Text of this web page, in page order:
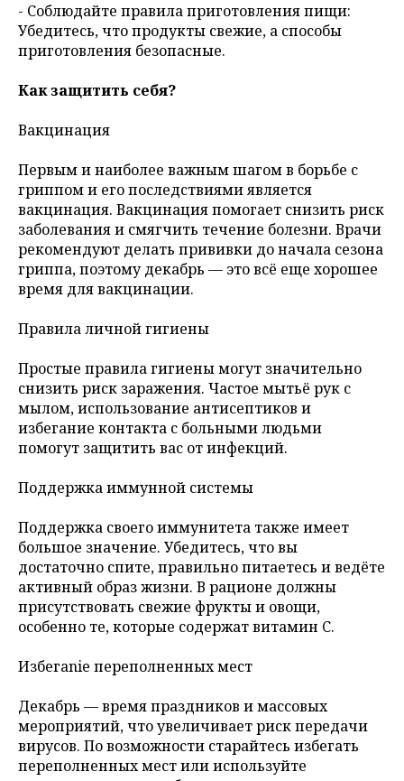
- Соблюдайте правила приготовления пищи:
Убедитесь, что продукты свежие, а способы
приготовления безопасные.
Как защитить себя?
Вакцинация
Первым и наиболее важным шагом в борьбе с
гриппом и его последствиями является
вакцинация. Вакцинация помогает снизить риск
заболевания и смягчить течение болезни. Врачи
рекомендуют делать прививки до начала сезона
гриппа, поэтому декабрь — это всё еще хорошее
время для вакцинации.
Правила личной гигиены
Простые правила гигиены могут значительно
снизить риск заражения. Частое мытьё рук с
мылом, использование антисептиков и
избегание контакта с больными людьми
помогут защитить вас от инфекций.
Поддержка иммунной системы
Поддержка своего иммунитета также имеет
большое значение. Убедитесь, что вы
достаточно спите, правильно питаетесь и ведёте
активный образ жизни. В рационе должны
присутствовать свежие фрукты и овощи,
особенно те, которые содержат витамин C.
Избегanie переполненных мест
Декабрь — время праздников и массовых
мероприятий, что увеличивает риск передачи
вирусов. По возможности старайтесь избегать
переполненных мест или используйте